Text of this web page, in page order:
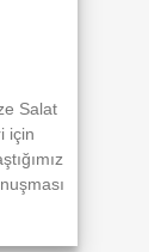
Salat
için